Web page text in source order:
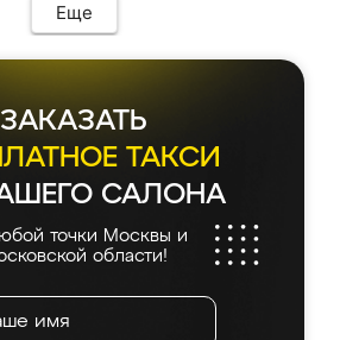
Еще
ЗАКАЗАТЬ
ТАКСИ
САЛОНА
точки Москвы и
области!